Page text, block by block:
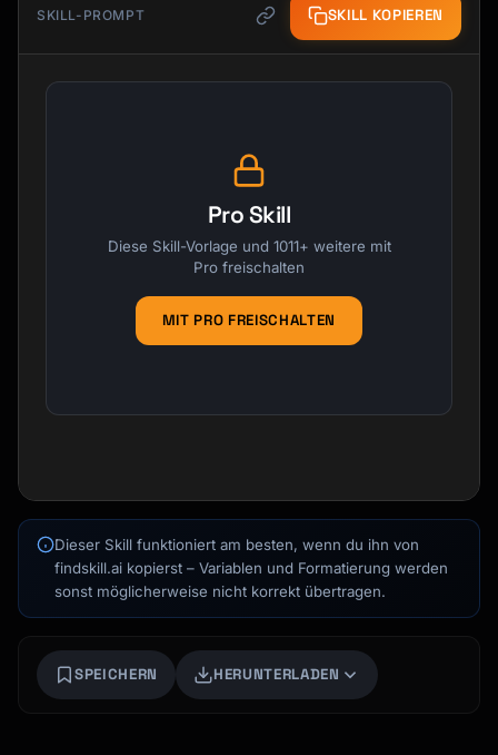
SKILL-PROMPT SKILL KOPIEREN
Pro Skill
Diese Skill-Vorlage und 1011+ weitere mit
Pro freischalten
MIT PRO FREISCHALTEN
Dieser Skill funktioniert am besten, wenn du ihn von
findskill.ai kopierst – Variablen und Formatierung werden
sonst möglicherweise nicht korrekt übertragen.
SPEICHERN HERUNTERLADEN
Kursfinder · für dich da